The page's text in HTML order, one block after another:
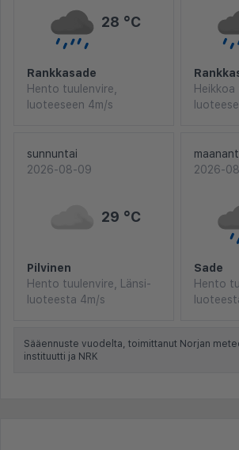
28 °C
Rankkasade
Hento tuulenvire,
luoteeseen 4m/s
Heikkoa
sunnuntai
2026-08-09
29 °C
Pilvinen
Hento tuulenvire, Länsi-
luoteesta 4m/s
2026-
Sade
Hento
Sääennuste vuodelta, toimittanut Norjan
instituutti ja NRK